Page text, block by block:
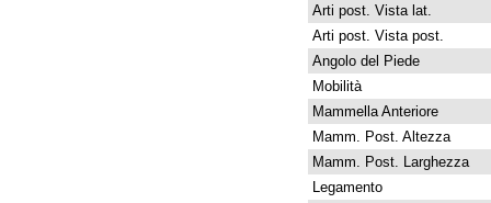
Arti post. Vista lat.
Arti post. Vista post.
Angolo del Piede
Mobilità
Mammella Anteriore
Mamm. Post. Altezza
Mamm. Post. Larghezza
Legamento